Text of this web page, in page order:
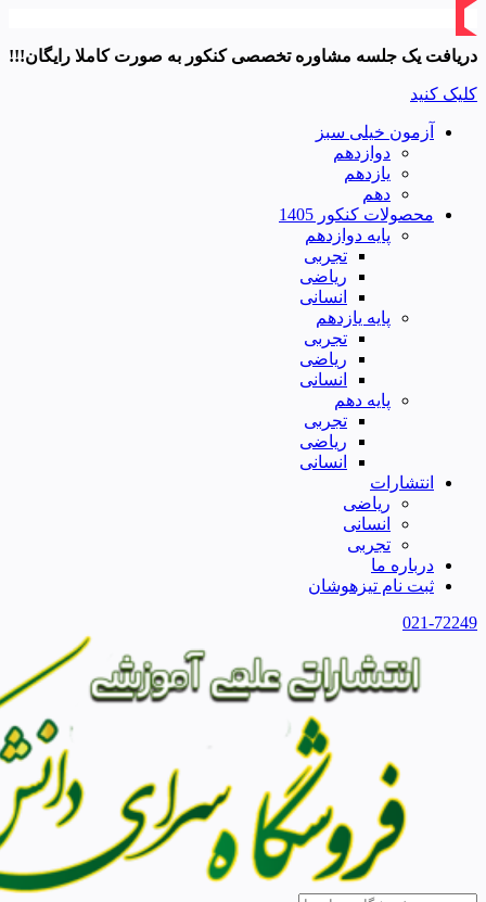
دریافت یک جلسه مشاوره تخصصی کنکور به صورت کاملا رایگان!!!
کلیک کنید
آزمون خیلی سبز
دوازدهم
یازدهم
دهم
محصولات کنکور 1405
پایه دوازدهم
تجربی
ریاضی
انسانی
پایه یازدهم
تجربی
ریاضی
انسانی
پایه دهم
تجربی
ریاضی
انسانی
انتشارات
ریاضی
انسانی
تجربی
درباره ما
ثبت نام تیزهوشان
021-72249